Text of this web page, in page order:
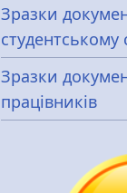
Зразки
студентському
Зразки
працівників